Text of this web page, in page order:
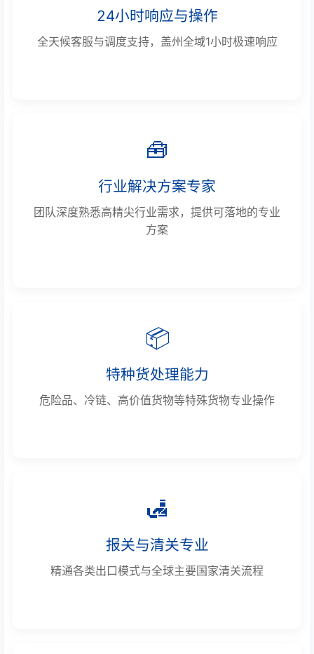
24小时响应与操作
全天候客服与调度支持，盖州全域1小时极速响应
🧰
行业解决方案专家
团队深度熟悉高精尖行业需求，提供可落地的专业
方案
📦
特种货处理能力
危险品、冷链、高价值货物等特殊货物专业操作
🛃
报关与清关专业
精通各类出口模式与全球主要国家清关流程